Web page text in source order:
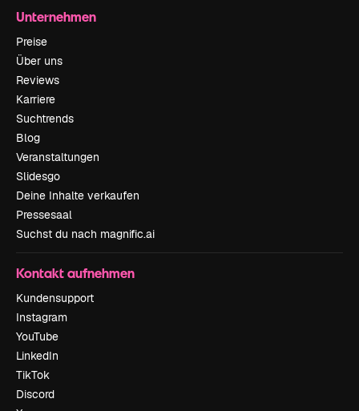
Unternehmen
Preise
Über uns
Reviews
Karriere
Suchtrends
Blog
Veranstaltungen
Slidesgo
Deine Inhalte verkaufen
Pressesaal
Suchst du nach magnific.ai
Kontakt aufnehmen
Kundensupport
Instagram
YouTube
LinkedIn
TikTok
Discord